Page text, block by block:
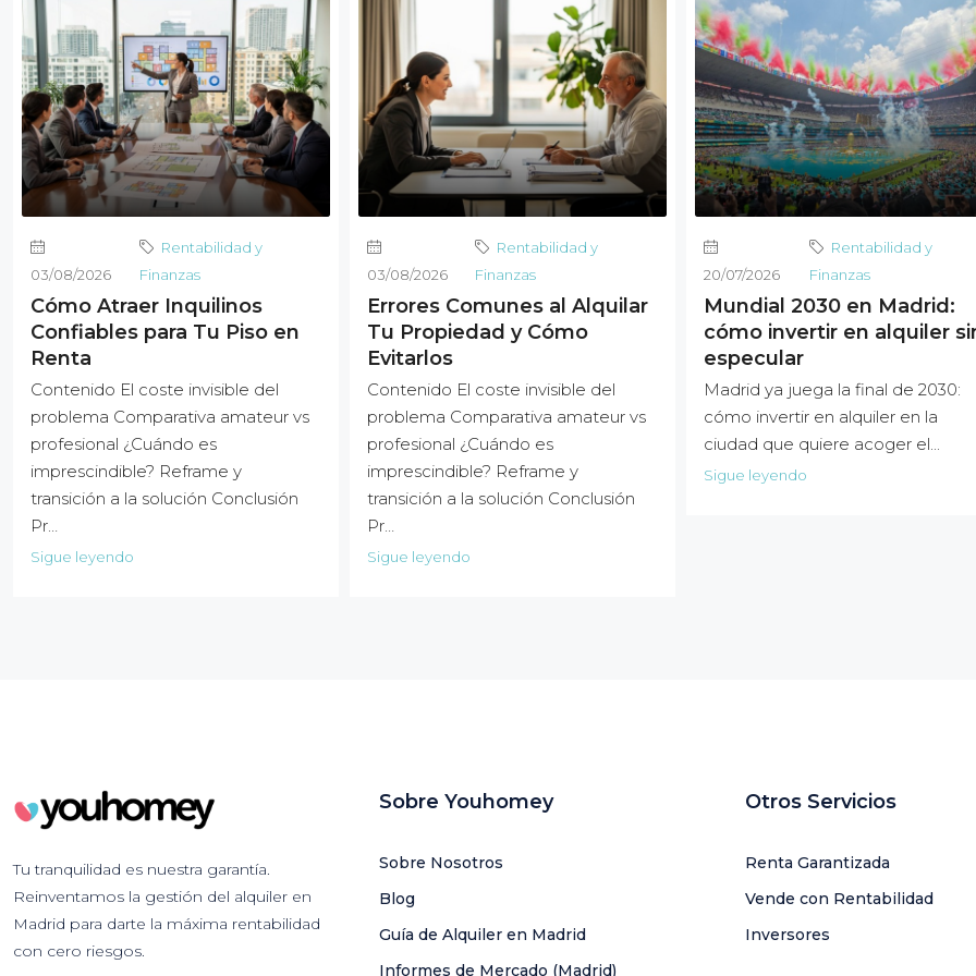
03/08/2026
Rentabilidad y
Finanzas
Cómo Atraer Inquilinos
Confiables para Tu Piso en
Renta
Contenido El coste invisible del
problema Comparativa amateur vs
profesional ¿Cuándo es
imprescindible? Reframe y
transición a la solución Conclusión
Pr…
Sigue leyendo
03/08/2026
Rentabilidad y
Finanzas
Errores Comunes al Alquilar
Tu Propiedad y Cómo
Evitarlos
Contenido El coste invisible del
problema Comparativa amateur vs
profesional ¿Cuándo es
imprescindible? Reframe y
transición a la solución Conclusión
Pr…
Sigue leyendo
20/07/2026
Rentabilidad y
Finanzas
Mundial 2030 en Madrid:
cómo invertir en alquiler
especular
Madrid ya juega la final de 2030:
cómo invertir en alquiler en la
ciudad que quiere acoger el...
Sigue leyendo
Tu tranquilidad es nuestra garantía.
Reinventamos la gestión del alquiler en
Madrid para darte la máxima rentabilidad
con cero riesgos.
Sobre Youhomey
Sobre Nosotros
Blog
Guía de Alquiler en Madrid
Informes de Mercado (Madrid)
Otros Servicios
Renta Garantizada
Vende con Rentabilidad
Inversores